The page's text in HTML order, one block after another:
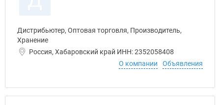
Дистрибьютер, Оптовая торговля, Производитель,
Хранение
Россия, Хабаровский край ИНН: 2352058408
О компании
Объявления